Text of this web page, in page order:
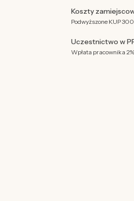
Koszty
Podwyższone KUP
Uczestnictwo w
Wpłata pracownika